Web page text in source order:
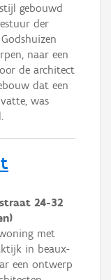
gebouwd
der
naar een
de architect
dat een
was
24-32
met
in beaux-
een ontwerp